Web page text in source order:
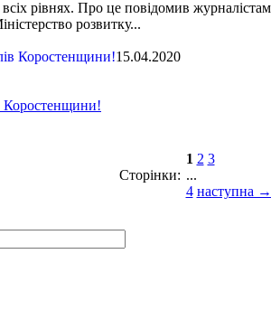
рівнях. Про це повідомив
розвитку...
15.04.2020
Коростенщини!
Сторінки:
1 2 3
...
4 наступна →